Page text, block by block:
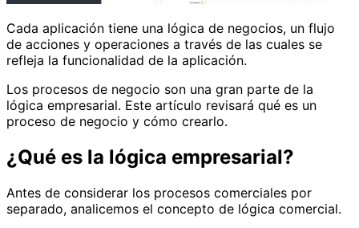
Cada aplicación tiene una lógica de negocios, un flujo
de acciones y operaciones a través de las cuales se
refleja la funcionalidad de la aplicación.
Los procesos de negocio son una gran parte de la
lógica empresarial. Este artículo revisará qué es un
proceso de negocio y cómo crearlo.
¿Qué es la lógica empresarial?
Antes de considerar los procesos comerciales por
separado, analicemos el concepto de lógica comercial.